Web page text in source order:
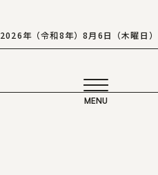
2026年（令和8年）8月6日（木曜日）